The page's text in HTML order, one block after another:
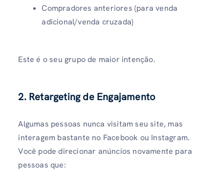
Compradores anteriores (para venda
adicional/venda cruzada)
Este é o seu grupo de maior intenção.
2. Retargeting de Engajamento
Algumas pessoas nunca visitam seu site, mas
interagem bastante no Facebook ou Instagram.
Você pode direcionar anúncios novamente para
pessoas que: